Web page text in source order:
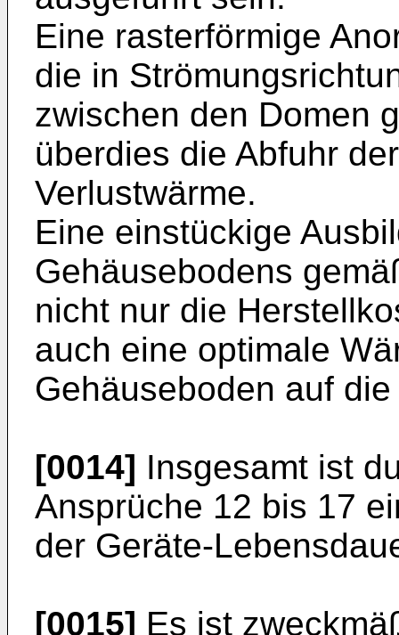
Eine rasterförmige
die in
zwischen den Domen
überdies die Abfuhr
Verlustwärme.
Eine einstückige
Gehäusebodens
nicht nur die
auch eine optimale
Gehäuseboden auf
[0014] Insgesamt ist
Ansprüche 12 bis 17
der Geräte-
[0015] Es ist